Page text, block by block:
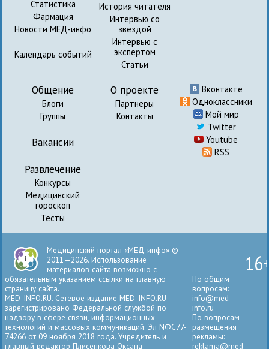
Статистика
Фармация
Новости МЕД-инфо
Календарь событий
История читателя
Интервью со
звездой
Интервью с
экспертом
Статьи
Общение
Блоги
Группы
Вакансии
Развлечение
Конкурсы
Медицинский
гороскоп
Тесты
О проекте
Партнеры
Контакты
Вконтакте
Одноклассники
Мой мир
Twitter
Youtube
RSS
Медицинский портал «МЕД-инфо» ©
2011—2026. Использование
материалов сайта возможно с
обязательным указанием ссылки на главную
страницу сайта.
MED-INFO.RU. Сетевое издание MED-INFO.RU
зарегистрировано Федеральной службой по
надзору в сфере связи, информационных
технологий и массовых коммуникаций: Эл NФС77-
74266 от 09 ноября 2018 года. Учредитель и
главный редактор Плисенкова Оксана
По общим
вопросам:
info@med-
info.ru
По вопросам
размещения
рекламы:
reklama@med-